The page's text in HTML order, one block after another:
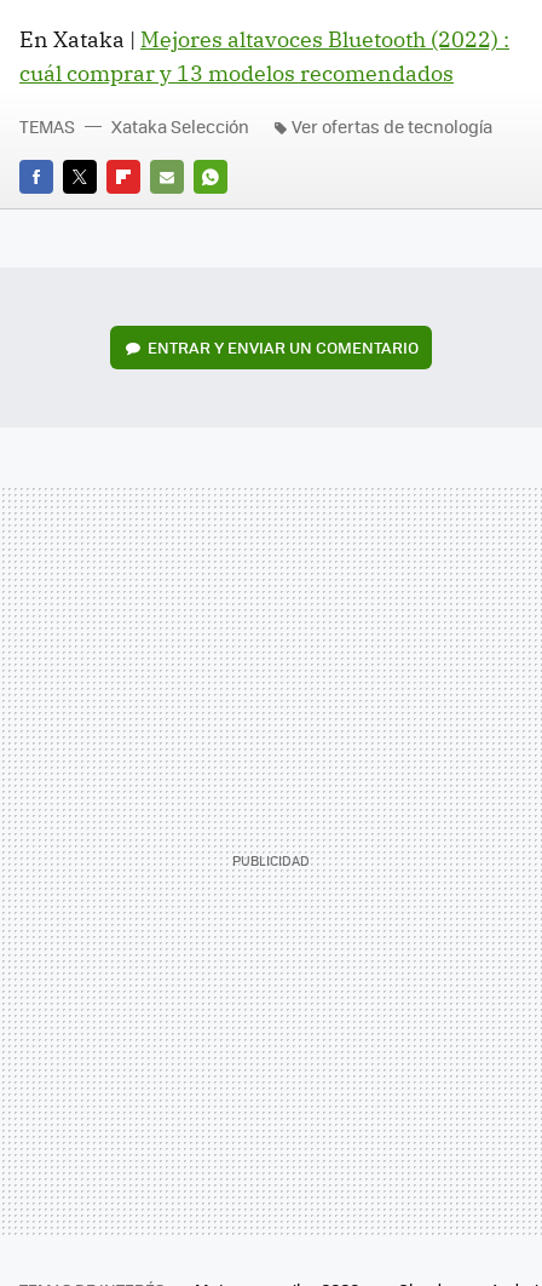
En Xataka | Mejores altavoces Bluetooth (2022) :
cuál comprar y 13 modelos recomendados
FACEBOOK
TWITTERFLIPBOARD
E-
WHATSAPP
TEMAS Xataka Selección Ver ofertas de tecnología
ENTRAR Y ENVIAR UN COMENTARIO